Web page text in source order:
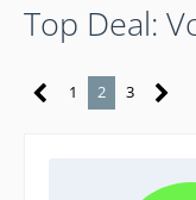
Top Deal:
1 2 3